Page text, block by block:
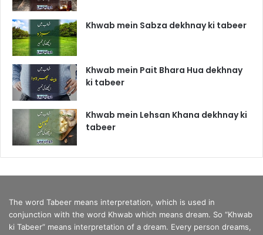
Khwab mein Sabza dekhnay ki tabeer
Khwab mein Pait Bhara Hua dekhnay
ki tabeer
Khwab mein Lehsan Khana dekhnay ki
tabeer
The word Tabeer means interpretation, which is used in
conjunction with the word Khwab which means dream. So “Khwab
ki Tabeer” means interpretation of a dream. Every person dreams,